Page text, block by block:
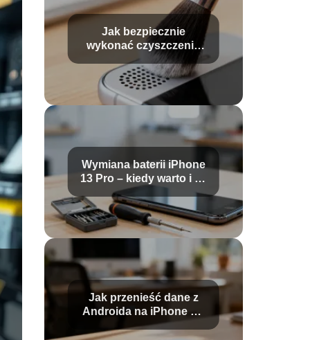
Jak bezpiecznie
wykonać czyszczenie
głośnika w telefonie?
Wymiana baterii iPhone
13 Pro – kiedy warto i ile
kosztuje?
Jak przenieść dane z
Androida na iPhone po
konfiguracji?